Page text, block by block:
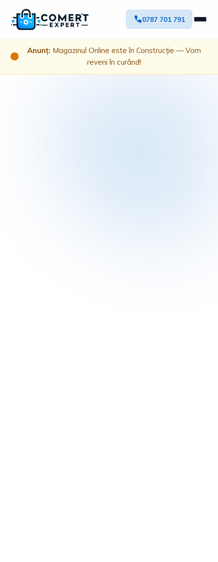
0787 701 791
Anunț: Magazinul Online este în Construcție — Vom
reveni în curând!